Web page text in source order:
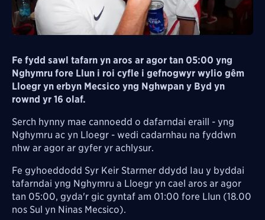
Fe fydd sawl tafarn yn aros ar agor tan 05:00 yng
Nghymru fore Llun i roi cyfle i gefnogwyr wylio gêm
Lloegr yn erbyn Mecsico yng Nghwpan y Byd yn
rownd yr 16 olaf.
Serch hynny mae cannoedd o dafarndai eraill - yng
Nghymru ac yn Lloegr - wedi cadarnhau na fyddwn
nhw ar agor ar gyfer yr achlysur.
Fe gyhoeddodd Syr Keir Starmer ddydd Iau y byddai
tafarndai yng Nghymru a Lloegr yn cael aros ar agor
tan 05:00, gyda'r gic gyntaf am 01:00 fore Llun (18.00
nos Sul yn Ninas Mecsico).